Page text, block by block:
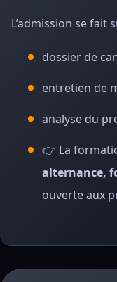
L’admission se fait
dossier de
entretien de
analyse du
👉 La
alternance,
ouverte aux